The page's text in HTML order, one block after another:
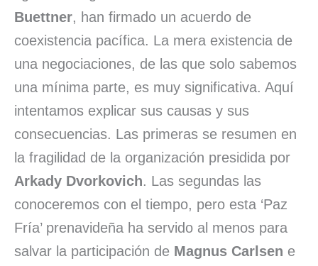
Buettner, han firmado un acuerdo de
coexistencia pacífica. La mera existencia de
una negociaciones, de las que solo sabemos
una mínima parte, es muy significativa. Aquí
intentamos explicar sus causas y sus
consecuencias. Las primeras se resumen en
la fragilidad de la organización presidida por
Arkady Dvorkovich. Las segundas las
conoceremos con el tiempo, pero esta ‘Paz
Fría’ prenavideña ha servido al menos para
salvar la participación de Magnus Carlsen e